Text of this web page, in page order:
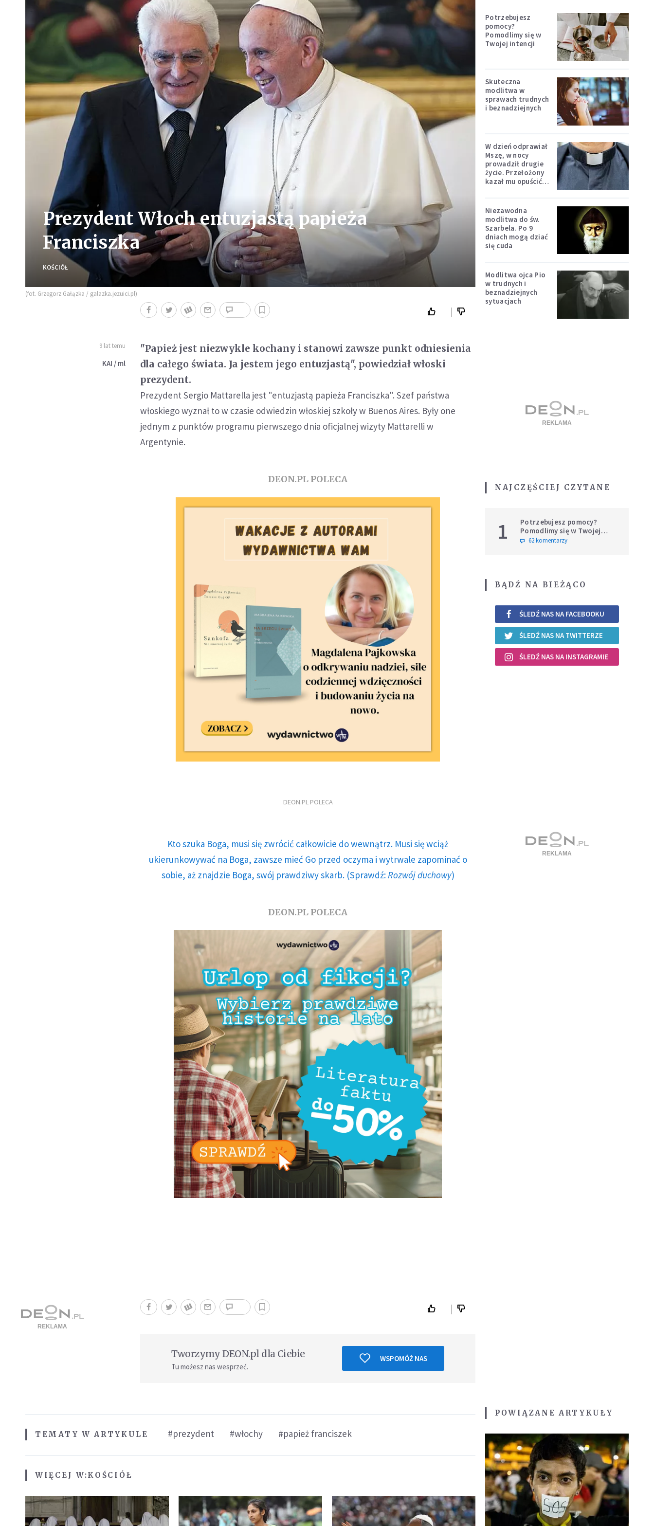
Prezydent Włoch entuzjastą papieża
Franciszka
KOŚCIÓŁ
(fot. Grzegorz Gałązka / galazka.jezuici.pl)
9 lat temu
KAI / ml
"Papież jest niezwykle kochany i stanowi zawsze punkt odniesienia
dla całego świata. Ja jestem jego entuzjastą", powiedział włoski
prezydent.
Prezydent Sergio Mattarella jest "entuzjastą papieża Franciszka". Szef państwa
włoskiego wyznał to w czasie odwiedzin włoskiej szkoły w Buenos Aires. Były one
jednym z punktów programu pierwszego dnia oficjalnej wizyty Mattarelli w
Argentynie.
DEON.PL POLECA
DEON.PL POLECA
Kto szuka Boga, musi się zwrócić całkowicie do wewnątrz. Musi się wciąż
ukierunkowywać na Boga, zawsze mieć Go przed oczyma i wytrwale zapominać o
sobie, aż znajdzie Boga, swój prawdziwy skarb. (Sprawdź: Rozwój duchowy)
DEON.PL POLECA
Tworzymy DEON.pl dla Ciebie
Tu możesz nas wesprzeć.
WSPOMÓŻ NAS
TEMATY W ARTYKULE #prezydent #włochy #papież franciszek
WIĘCEJ W:KOŚCIÓŁ
Potrzebujesz
pomocy?
Pomodlimy się w
Twojej intencji
Skuteczna
modlitwa w
sprawach trudnych
i beznadziejnych
W dzień odprawiał
Mszę, w nocy
prowadził drugie
życie. Przełożony
kazał mu opuścić
Niezawodna
modlitwa do św.
Szarbela. Po 9
dniach mogą dziać
się cuda
Modlitwa ojca Pio
w trudnych i
beznadziejnych
sytuacjach
NAJCZĘŚCIEJ CZYTANE
1
Potrzebujesz pomocy?
Pomodlimy się w Twojej
intencji
62 komentarzy
BĄDŹ NA BIEŻĄCO
ŚLEDŹ NAS NA FACEBOOKU
ŚLEDŹ NAS NA TWITTERZE
ŚLEDŹ NAS NA INSTAGRAMIE
POWIĄZANE ARTYKUŁY